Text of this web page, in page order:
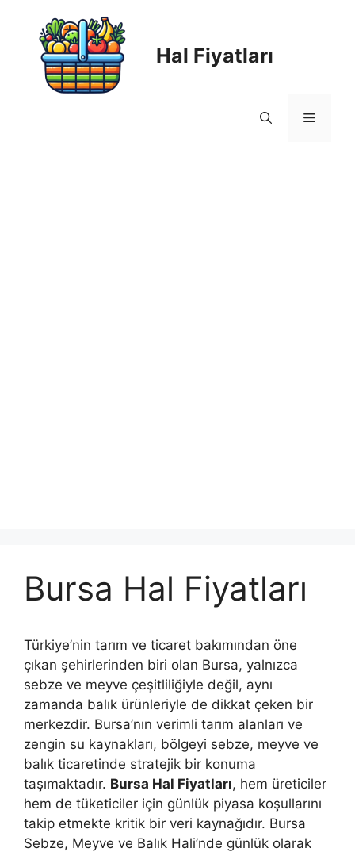
content
Hal Fiyatları
Menu
Bursa Hal Fiyatları
Türkiye’nin tarım ve ticaret bakımından öne
çıkan şehirlerinden biri olan Bursa, yalnızca
sebze ve meyve çeşitliliğiyle değil, aynı
zamanda balık ürünleriyle de dikkat çeken bir
merkezdir. Bursa’nın verimli tarım alanları ve
zengin su kaynakları, bölgeyi sebze, meyve ve
balık ticaretinde stratejik bir konuma
taşımaktadır. Bursa Hal Fiyatları, hem üreticiler
hem de tüketiciler için günlük piyasa koşullarını
takip etmekte kritik bir veri kaynağıdır. Bursa
Sebze, Meyve ve Balık Hali’nde günlük olarak